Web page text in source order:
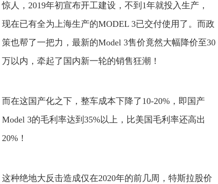
惊人，2019年初宣布开工建设，不到1年就投入生产，
现在已有全为上海生产的MODEL 3已交付使用了。而政
策也帮了一把力，最新的Model 3售价竟然大幅降价至30
万以内，牵起了国内新一轮的销售狂潮！
而在这国产化之下，整车成本下降了10-20%，即国产
Model 3的毛利率达到35%以上，比美国毛利率还高出
20%！
这种绝地大反击造成仅在2020年的前几周，特斯拉股价